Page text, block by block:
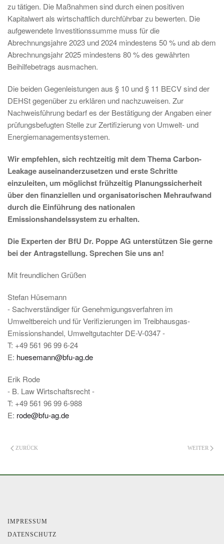
zu tätigen. Die Maßnahmen sind durch einen positiven
Kapitalwert als wirtschaftlich durchführbar zu bewerten. Die
aufgewendete Investitionssumme muss für die
Abrechnungsjahre 2023 und 2024 mindestens 50 % und ab dem
Abrechnungsjahr 2025 mindestens 80 % des gewährten
Beihilfebetrags ausmachen.
Die beiden Gegenleistungen aus § 10 und § 11 BECV sind der
DEHSt gegenüber zu erklären und nachzuweisen. Zur
Nachweisführung bedarf es der Bestätigung der Angaben einer
prüfungsbefugten Stelle zur Zertifizierung von Umwelt- und
Energiemanagementsystemen.
Wir empfehlen, sich rechtzeitig mit dem Thema Carbon-
Leakage auseinanderzusetzen und erste Schritte
einzuleiten, um möglichst frühzeitig Planungssicherheit
über den finanziellen und organisatorischen Mehraufwand
durch die Einführung des nationalen
Emissionshandelssystem zu erhalten.
Die Experten der BfU Dr. Poppe AG unterstützen Sie gerne
bei der Antragstellung. Sprechen Sie uns an!
Mit freundlichen Grüßen
Stefan Hüsemann
- Sachverständiger für Genehmigungsverfahren im
Umweltbereich und für Verifizierungen im Treibhausgas-
Emissionshandel, Umweltgutachter DE-V-0347 -
T: +49 561 96 99 6-24
E: huesemann@bfu-ag.de
Erik Rode
- B. Law Wirtschaftsrecht -
T: +49 561 96 99 6-988
E: rode@bfu-ag.de
ZURÜCK WEITER
IMPRESSUM
DATENSCHUTZ